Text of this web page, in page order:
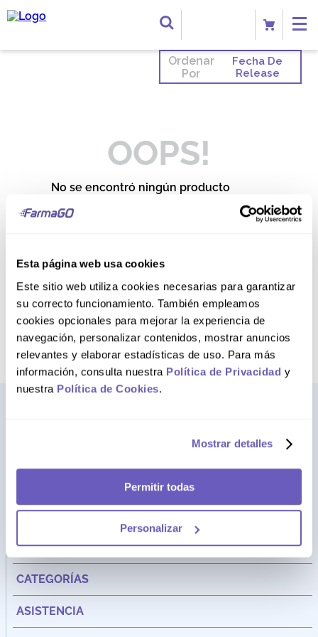
Esta página web usa cookies
Este sitio web utiliza cookies necesarias para garantizar
su correcto funcionamiento. También empleamos
cookies opcionales para mejorar la experiencia de
navegación, personalizar contenidos, mostrar anuncios
relevantes y elaborar estadísticas de uso. Para más
información, consulta nuestra Política de Privacidad y
nuestra Política de Cookies.
Mostrar detalles
Permitir todas
Personalizar
Ordenar
Por
Fecha De
Release
OOPS!
No se encontró ningún producto
¿Qué debo hacer?
ingresados
Intenta utilizar una sola palabra
Utiliza términos genéricos en la
búsqueda
Intenta buscar sinónimos del
término deseado
Av. Santa Cecilia Nro. 265 Ate - Lima, Perú
FARMAGO
CATEGORÍAS
ASISTENCIA